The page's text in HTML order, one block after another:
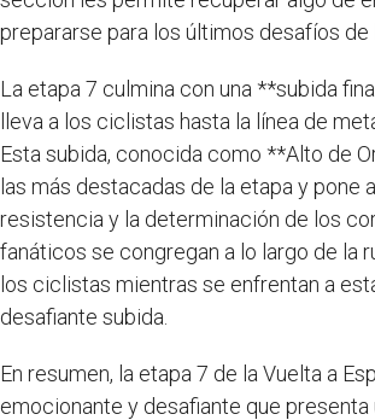
prepararse para los últimos desafíos de
La etapa 7 culmina con una **subida
lleva a los ciclistas hasta la línea de
Esta subida, conocida como **Alto de
las más destacadas de la etapa y pone
resistencia y la determinación de los
fanáticos se congregan a lo largo de la
los ciclistas mientras se enfrentan a
desafiante subida.
En resumen, la etapa 7 de la Vuelta a
emocionante y desafiante que presenta